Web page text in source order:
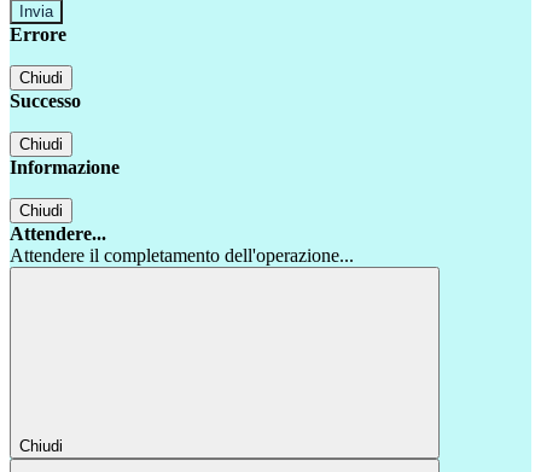
Errore
Chiudi
Successo
Chiudi
Informazione
Chiudi
Attendere...
Attendere il completamento dell'operazione...
Chiudi